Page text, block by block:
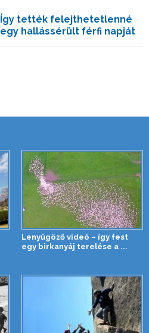
Így tették felejthetetlenné
egy hallássérült férfi napját
Lenyűgöző videó – így fest
egy birkanyáj terelése a ...